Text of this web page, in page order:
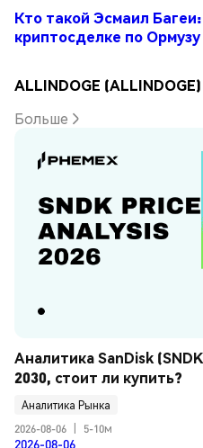
Кто такой Эсмаил
криптосделке по Ормузу
ALLINDOGE
Больше
Аналитика SanDisk
2030, стоит ли купить?
Аналитика Рынка
2026-08-06
5-10м
2026-08-06